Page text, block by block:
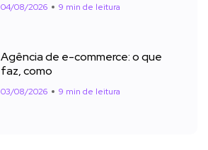
04/08/2026 9 min de leitura
Agência de e-commerce: o que
faz, como
03/08/2026 9 min de leitura